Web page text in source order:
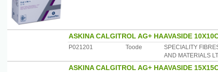
ASKINA CALGITROL AG+ HAAVASIDE
P021201 Toode
SPECIALITY
AND MATERIALS
ASKINA CALGITROL AG+ HAAVASIDE